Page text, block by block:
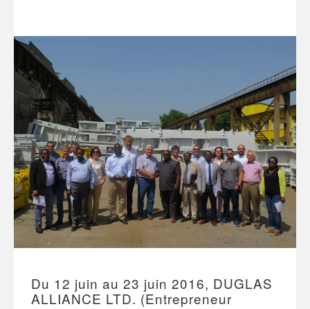
Du 12 juin au 23 juin 2016, DUGLAS
ALLIANCE LTD. (Entrepreneur